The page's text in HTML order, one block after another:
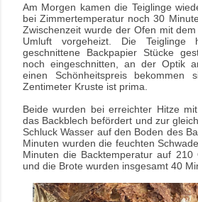
Am Morgen kamen die Teiglinge
bei Zimmertemperatur noch 30
Zwischenzeit wurde der Ofen mit
Umluft vorgeheizt. Die
geschnittene Backpapier Stücke
noch eingeschnitten, an der Optik
einen Schönheitspreis bekommen
Zentimeter Kruste ist prima.
Beide wurden bei erreichter Hitze
das Backblech befördert und zur
Schluck Wasser auf den Boden des
Minuten wurden die feuchten
Minuten die Backtemperatur auf 210
und die Brote wurden insgesamt 40